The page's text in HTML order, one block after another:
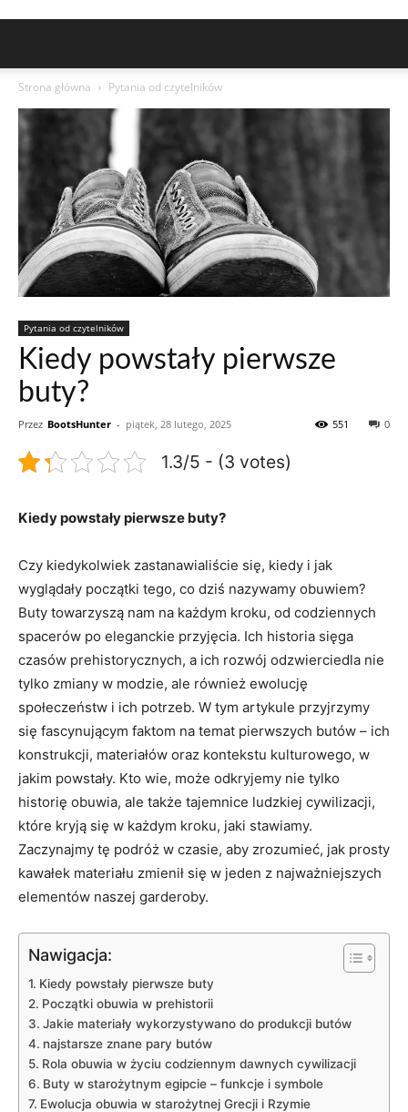
Strona główna Pytania od czytelników
Pytania od czytelników
Kiedy powstały pierwsze
buty?
Przez BootsHunter - piątek, 28 lutego, 2025 0
551
1.3/5 - (3 votes)
Kiedy powstały pierwsze buty?
Czy kiedykolwiek zastanawialiście się, kiedy i jak
wyglądały początki tego, co dziś nazywamy obuwiem?
Buty‍ towarzyszą nam na każdym⁤ kroku, od⁢ codziennych
spacerów po eleganckie przyjęcia. ‌Ich historia⁤ sięga
czasów ⁣prehistorycznych, ​a ⁤ich rozwój odzwierciedla nie
tylko zmiany⁢ w ⁤modzie, ale również ewolucję
⁣społeczeństw i⁣ ich potrzeb. W tym artykule przyjrzymy
się fascynującym⁤ faktom na temat pierwszych butów ​–⁤ ich
konstrukcji, materiałów oraz kontekstu kulturowego, w
jakim powstały.⁤ Kto ‍wie, może odkryjemy nie tylko
‌historię obuwia, ale także tajemnice ludzkiej cywilizacji,
które kryją się w każdym kroku, jaki stawiamy.
Zaczynajmy tę podróż w ​czasie, ⁢aby⁣ zrozumieć, jak prosty
kawałek materiału zmienił się w jeden z najważniejszych
elementów⁢ naszej garderoby.
Nawigacja:
Kiedy ​powstały⁤ pierwsze buty
Początki obuwia w prehistorii
Jakie materiały⁣ wykorzystywano do produkcji butów
najstarsze znane⁢ pary butów
Rola obuwia w życiu⁣ codziennym dawnych cywilizacji
Buty w​ starożytnym egipcie‍ – funkcje ⁢i symbole
Ewolucja obuwia w starożytnej Grecji i ‌Rzymie